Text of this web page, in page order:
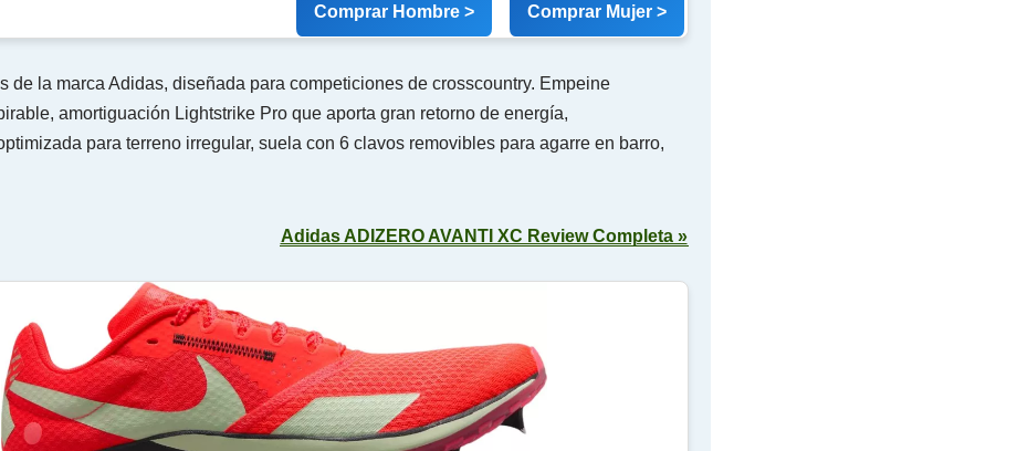
Comprar Hombre > Comprar Mujer >
de la marca Adidas, diseñada para competiciones de cross­country. Empeine
amortiguación Lightstrike Pro que aporta gran retorno de energía,
para terreno irregular, suela con 6 clavos removibles para agarre en barro,
Adidas ADIZERO AVANTI XC Review Completa »